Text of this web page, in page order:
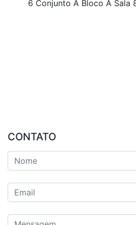
6 Conjunto A Bloco A Sala
CONTATO